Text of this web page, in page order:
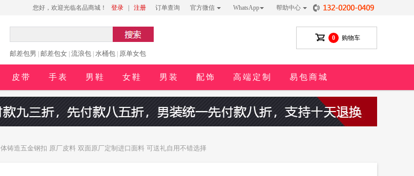
您好，欢迎光临名品商城！ 登录 注册 订单查询 官方微信 WhatsApp 帮助中心
邮差包男 邮差包女 流浪包 水桶包 原单女包
购物车
0
皮带 手表 男鞋 女鞋 男装 配饰 高端定制 易包商城
铸造五金钢扣 原厂皮料 双面原厂定制进口面料 可送礼自用不错选择